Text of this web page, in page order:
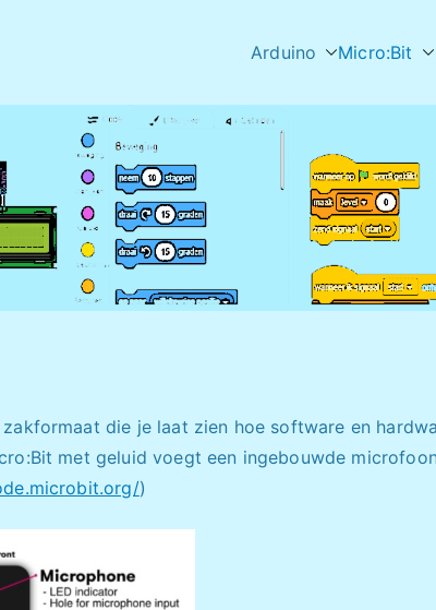
Arduino Micro:Bit
die je laat zien hoe software en
met geluid voegt een ingebouwde
)